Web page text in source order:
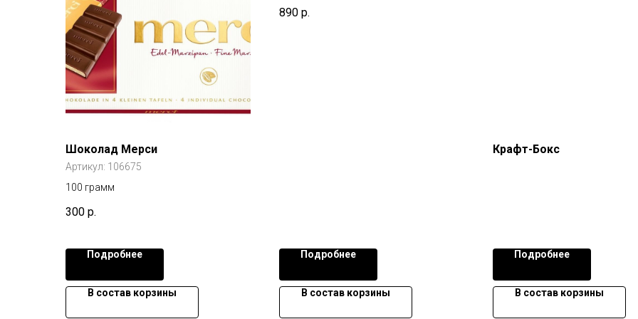
Шоколад Мерси
Артикул: 106675
100 грамм
300 р.
Подробнее
В состав корзины
890 р.
Подробнее
В состав корзины
Крафт-Бокс
Подробнее
В состав корзины